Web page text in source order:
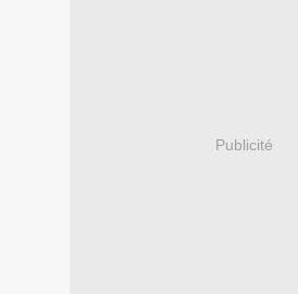
Publicité